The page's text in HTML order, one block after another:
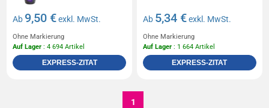
Ab 9,50 €exkl. MwSt.
Ohne Markierung
Auf Lager : 4 694 Artikel
EXPRESS-ZITAT
Ab 5,34 €exkl. MwSt.
Ohne Markierung
Auf Lager : 1 664 Artikel
EXPRESS-ZITAT
1